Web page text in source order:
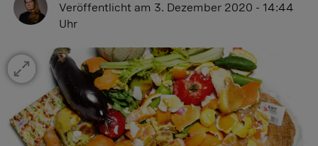
Veröffentlicht am 3. Dezember 2020 - 14:44
Uhr